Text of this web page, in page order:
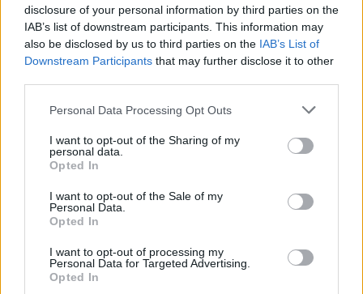
disclosure of your personal information by third parties on the
IAB’s list of downstream participants. This information may
also be disclosed by us to third parties on the IAB’s List of
Downstream Participants that may further disclose it to other
Personal Data Processing Opt Outs
I want to opt-out of the Sharing of my
personal data.
Opted In
I want to opt-out of the Sale of my
Personal Data.
Opted In
I want to opt-out of processing my
Personal Data for Targeted Advertising.
Opted In
Περισσότερα Θέματα
Style
Η Dakota Johnson φορά το
καλοκαιρινό φόρεμα που